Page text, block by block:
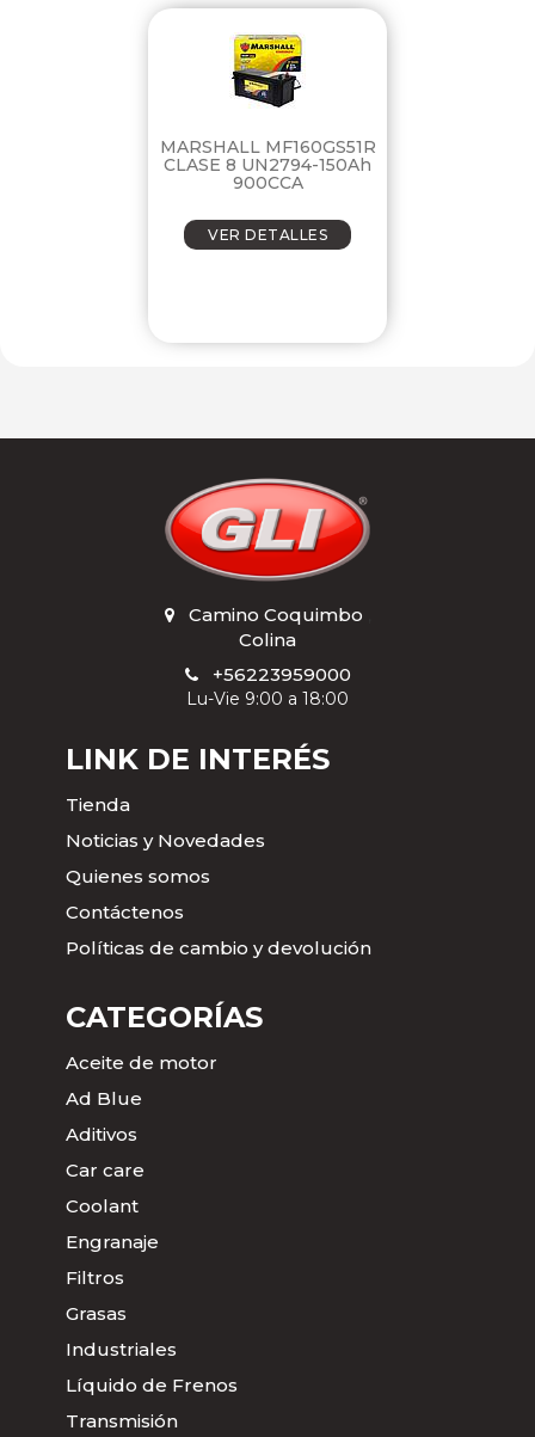
MARSHALL MF160GS51R
CLASE 8 UN2794-150Ah
900CCA
VER DETALLES
Camino Coquimbo
Colina
+56223959000
Lu-Vie 9:00 a 18:00
LINK DE INTERÉS
Tienda
Noticias y Novedades
Quienes somos
Contáctenos
Políticas de cambio y devolución
CATEGORÍAS
Aceite de motor
Ad Blue
Aditivos
Car care
Coolant
Engranaje
Filtros
Grasas
Industriales
Líquido de Frenos
Transmisión